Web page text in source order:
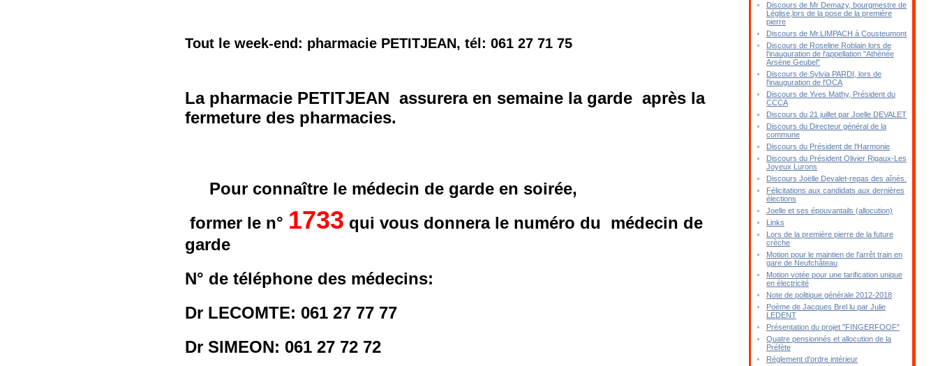
Tout le week-end: pharmacie PETITJEAN, tél: 061 27 71 75
La pharmacie PETITJEAN assurera en semaine la garde après la
fermeture des pharmacies.
Pour connaître le médecin de garde en soirée,
former le n° 1733 qui vous donnera le numéro du médecin de
garde
N° de téléphone des médecins:
Dr LECOMTE: 061 27 77 77
Dr SIMEON: 061 27 72 72
Discours de Mr Demazy, bourgmestre de
Léglise,lors de la pose de la première
pierre
Discours de Mr.LIMPACH à Cousteumont
Discours de Roseline Roblain lors de
l'inauguration de l'appellation "Athénée
Arsène Geubel"
Discours de Sylvia PARDI, lors de
l'inauguration de l'OCA
Discours de Yves Mathy, Président du
CCCA
Discours du 21 juillet par Joelle DEVALET
Discours du Directeur général de la
commune
Discours du Président de l'Harmonie
Discours du Président Olivier Rigaux-Les
Joyeux Lurons
Discours Joëlle Devalet-repas des aînés.
Félicitations aux candidats aux dernières
élections
Joelle et ses épouvantails (allocution)
Links
Lors de la première pierre de la future
crèche
Motion pour le maintien de l'arrêt train en
gare de Neufchâteau
Motion votée pour une tarification unique
en électricité
Note de politique générale 2012-2018
Poème de Jacques Brel lu par Julie
LEDENT
Présentation du projet "FINGERFOOF"
Quatre pensionnés et allocution de la
Préfète
Réglement d'ordre intérieur